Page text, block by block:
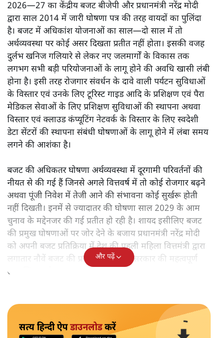
2026—27 का केंद्रीय बजट बीजेपी और प्रधानमंत्री नरेंद्र मोदी
द्वारा साल 2014 में जारी घोषणा पत्र की तरह वायदों का पुलिंदा
है। बजट में अधिकांश योजनाओं का साल—दो साल में तो
अर्थव्यवस्था पर कोई असर दिखता प्रतीत नहीं होता। इसकी वजह
दुर्लभ खनिज गलियारे से लेकर नए जलमार्गों के विकास तक
लगभग सभी बड़ी परियोजनाओं के लागू होने की अवधि खासी लंबी
होना है। इसी तरह रोजगार संवर्धन के दावे वाली पर्यटन सुविधाओं
के विस्तार एवं उनके लिए टूरिस्ट गाइड आदि के प्रशिक्षण एवं पैरा
मेडिकल सेवाओं के लिए प्रशिक्षण सुविधाओं की स्थापना अथवा
विस्तार एवं क्लाउड कंप्यूटिंग नेटवर्क के विस्तार के लिए स्वदेशी
डेटा सेंटरों की स्थापना संबंधी घोषणाओं के लागू होने में लंबा समय
लगने की आशंका है।
बजट की अधिकतर घोषणा अर्थव्यवस्था में दूरगामी परिवर्तनों की
नीयत से की गई हैं जिनसे अगले वित्तवर्ष में तो कोई रोजगार बढ़ने
अथवा पूंजी निवेश में तेजी आने की संभावना कोई सुर्खरू होती
नहीं दिखती। इनमें से ज्यादातर की घोषणा साल 2029 के आम
चुनाव के मद्देनजर की गई प्रतीत हो रही है। शायद इसीलिए बजट
की प्रमुख घोषणाओं पर जोर देने के बजाय प्रधानमंत्री नरेंद्र मोदी
को अपनी बजट प्रतिक्रिया में देश की पहली महिला वित्तमंत्री द्वारा
लगातार नौवें बजट की प्रस्तुति को अपनी सरकार की महत्वपूर्ण
उपलब्धि बताने पर मजबूर होना पड़ा।
और पढ़ें
सत्य हिन्दी ऐपडाउनलोडकरें